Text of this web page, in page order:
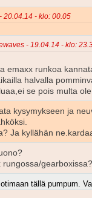
20.04.14 - klo: 00.05
- 19.04.14 - klo:
emaxx runkoa
halvalla
se pois multa ole
kysymykseen ja
Ja kyllähän
rungossa/gearboxissa?
tällä pumpum.